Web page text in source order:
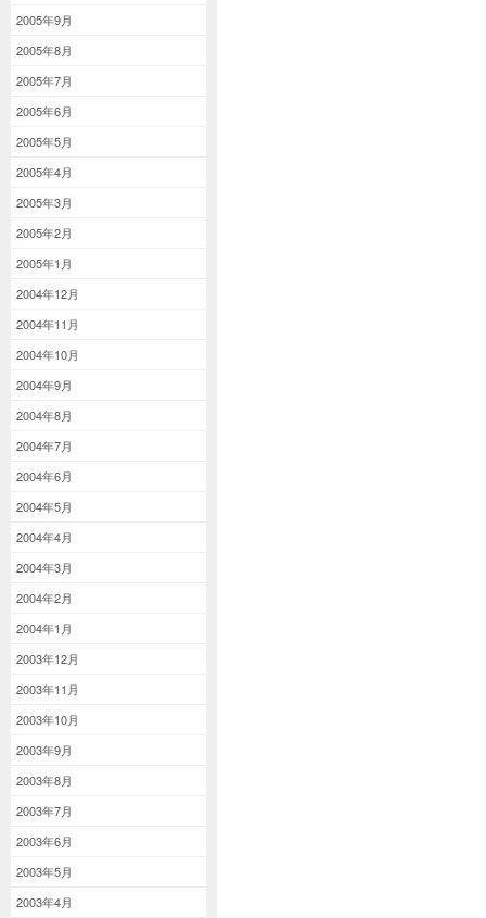
2005年9月
2005年8月
2005年7月
2005年6月
2005年5月
2005年4月
2005年3月
2005年2月
2005年1月
2004年12月
2004年11月
2004年10月
2004年9月
2004年8月
2004年7月
2004年6月
2004年5月
2004年4月
2004年3月
2004年2月
2004年1月
2003年12月
2003年11月
2003年10月
2003年9月
2003年8月
2003年7月
2003年6月
2003年5月
2003年4月